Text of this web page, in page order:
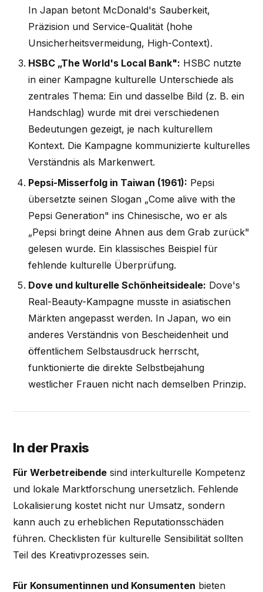
In Japan betont McDonald's Sauberkeit,
Präzision und Service-Qualität (hohe
Unsicherheitsvermeidung, High-Context).
HSBC „The World's Local Bank": HSBC nutzte
in einer Kampagne kulturelle Unterschiede als
zentrales Thema: Ein und dasselbe Bild (z. B. ein
Handschlag) wurde mit drei verschiedenen
Bedeutungen gezeigt, je nach kulturellem
Kontext. Die Kampagne kommunizierte kulturelles
Verständnis als Markenwert.
Pepsi-Misserfolg in Taiwan (1961): Pepsi
übersetzte seinen Slogan „Come alive with the
Pepsi Generation" ins Chinesische, wo er als
„Pepsi bringt deine Ahnen aus dem Grab zurück"
gelesen wurde. Ein klassisches Beispiel für
fehlende kulturelle Überprüfung.
Dove und kulturelle Schönheitsideale: Dove's
Real-Beauty-Kampagne musste in asiatischen
Märkten angepasst werden. In Japan, wo ein
anderes Verständnis von Bescheidenheit und
öffentlichem Selbstausdruck herrscht,
funktionierte die direkte Selbstbejahung
westlicher Frauen nicht nach demselben Prinzip.
In der Praxis
Für Werbetreibende sind interkulturelle Kompetenz
und lokale Marktforschung unersetzlich. Fehlende
Lokalisierung kostet nicht nur Umsatz, sondern
kann auch zu erheblichen Reputationsschäden
führen. Checklisten für kulturelle Sensibilität sollten
Teil des Kreativprozesses sein.
Für Konsumentinnen und Konsumenten bieten